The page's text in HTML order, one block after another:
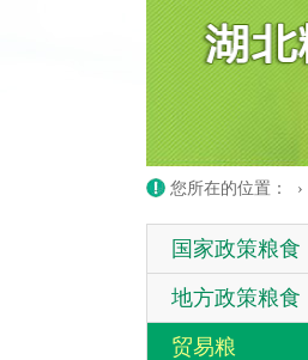
您所在的位置： ›
国家政策粮食
地方政策粮食
贸易粮